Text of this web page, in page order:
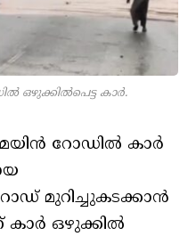
ഒഴുക്കില്‍പെട്ട കാര്‍.
റോഡില്‍ കാര്‍
റോഡ് മുറിച്ചുകടക്കാന്‍
കാര്‍ ഒഴുക്കില്‍